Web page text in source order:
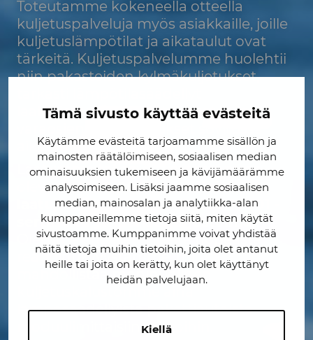
Tämä sivusto käyttää evästeitä
Käytämme evästeitä tarjoamamme sisällön ja
mainosten räätälöimiseen, sosiaalisen median
ominaisuuksien tukemiseen ja kävijämäärämme
analysoimiseen. Lisäksi jaamme sosiaalisen
median, mainosalan ja analytiikka-alan
kumppaneillemme tietoja siitä, miten käytät
sivustoamme. Kumppanimme voivat yhdistää
näitä tietoja muihin tietoihin, joita olet antanut
heille tai joita on kerätty, kun olet käyttänyt
heidän palvelujaan.
Kiellä
Toteutamme kokeneella otteella
kuljetuspalveluja myös asiakkaille, joille
kuljetuslämpötilat ja aikataulut ovat
tärkeitä. Kuljetuspalvelumme huolehtii
niin pakasteiden kylmäkuljetukset,
lääketieteelliset kuljetuksiset kuin
aikataulussa.
Laatumme takaavat käytössämme
olevatEN ISO 9001 -sertifioitu
laatujärjestelmäsekä EN ISO 14001 -
sertifioitu ympäristöjärjestelmä.
Olemme erityisen ylpeitä nopeasta
reagointikyvystämme, minkä
mahdollistaa monipuolinen
lämpösäädellyistä pakettiautoista
moduulimittaisiin rekkoihin.